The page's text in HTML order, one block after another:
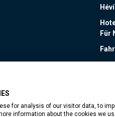
for analysis of our visitor data, to
information about the cookies we
Für